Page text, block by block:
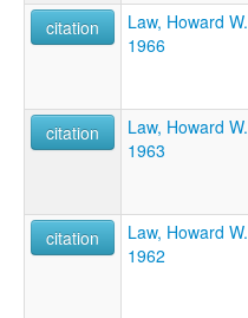
citation
Law, Howard W.
1966
citation
Law, Howard W.
1963
citation
Law, Howard W.
1962